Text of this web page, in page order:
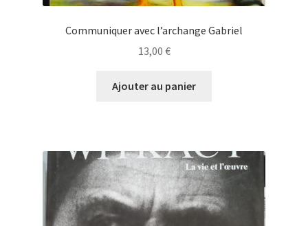
Communiquer avec l’archange Gabriel
13,00 €
Ajouter au panier